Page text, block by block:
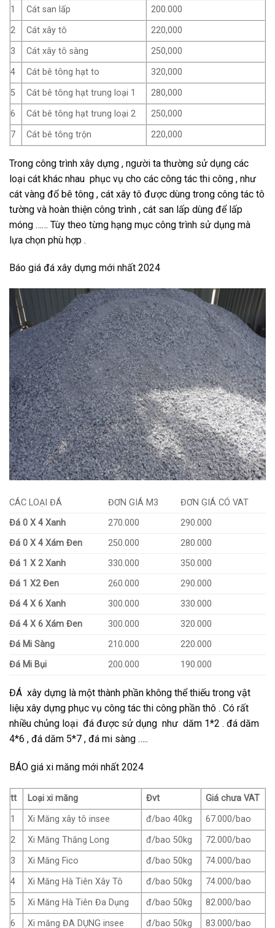
1
Cát san lấp
200.000
2
Cát xây tô
220,000
3
Cát xây tô sàng
250,000
4
Cát bê tông hạt to
320,000
5
Cát bê tông hạt trung loại 1
280,000
6
Cát bê tông hạt trung loại 2
250,000
7
Cát bê tông trộn 220,000
Trong công trình xây dựng , người ta thường sử dụng các
loại cát khác nhau phục vụ cho các công tác thi công , như
cát vàng đổ bê tông , cát xây tô được dùng trong công tác tô
tường và hoàn thiện công trình , cát san lấp dùng để lấp
móng …… Tùy theo từng hạng mục công trình sử dụng mà
lựa chọn phù hợp .
Báo giá đá xây dựng mới nhất 2024
CÁC LOẠI ĐÁ ĐƠN GIÁ M3
ĐƠN GIÁ CÓ VAT
Đá 0 X 4 Xanh
270.000
290.000
Đá 0 X 4 Xám Đen
250.000
280.000
Đá 1 X 2 Xanh
330.000
350.000
Đá 1 X2 Đen
260.000
290.000
Đá 4 X 6 Xanh
300.000
330.000
Đá 4 X 6 Xám Đen
300.000
320.000
Đá Mi Sàng
210.000
220.000
Đá Mi Bụi
200.000 190.000
ĐÁ xây dựng là một thành phần không thể thiếu trong vật
liệu xây dựng phục vụ công tác thi công phần thô . Có rất
nhiều chủng loại đá được sử dụng như dăm 1*2 . đá dăm
4*6 , đá dăm 5*7 , đá mi sàng …..
BÁO giá xi măng mới nhất 2024
tt Loại xi măng Đvt
Giá chưa VAT
1
Xi Măng xây tô insee đ/bao 40kg
67.000/bao
2
Xi Măng Thăng Long đ/bao 50kg
72.000/bao
3
Xi Măng Fico đ/bao 50kg
74.000/bao
4
Xi Măng Hà Tiên Xây Tô đ/bao 50kg
74.000/bao
5
Xi Măng Hà Tiên Đa Dụng đ/bao 50kg
82.000/bao
6
Xi măng ĐA DỤNG insee đ/bao 50kg 83.000/bao